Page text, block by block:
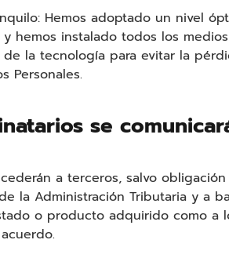
Hemos adoptado un nivel
y hemos instalado todos los
la tecnología para evitar la
Personales.
se
a terceros, salvo
la Administración Tributaria y a
o producto adquirido como a